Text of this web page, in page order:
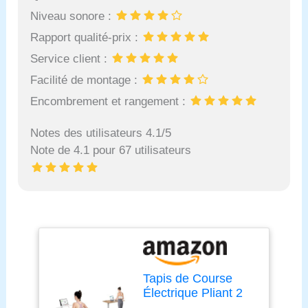
Niveau sonore :
Rapport qualité-prix :
Service client :
Facilité de montage :
Encombrement et rangement :
Notes des utilisateurs 4.1/5
Note de 4.1 pour 67 utilisateurs
Tapis de Course
Électrique Pliant 2